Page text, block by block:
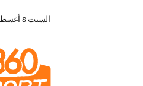
السبت 8